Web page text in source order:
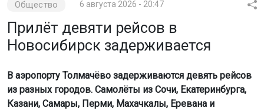
Его поведение вызвало недовольство у других
отдыхающих. Конфликт завершился дракой, после чего
мужчина прекратил свои действия.
Новосибирске.
Поделиться новостью: